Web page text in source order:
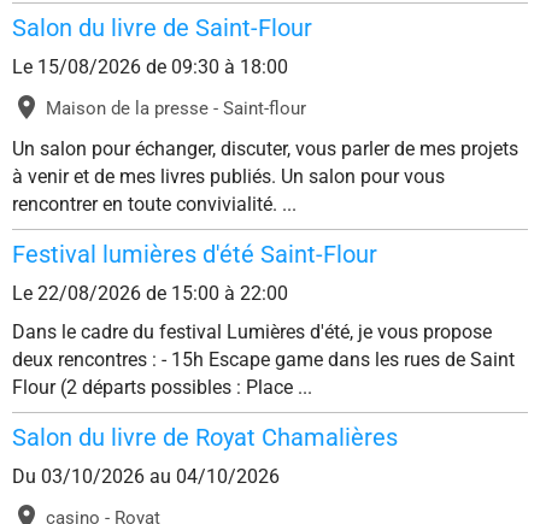
Salon du livre de Saint-Flour
Le 15/08/2026 de 09:30 à 18:00
Maison de la presse - Saint-flour
Un salon pour échanger, discuter, vous parler de mes projets
à venir et de mes livres publiés. Un salon pour vous
rencontrer en toute convivialité. ...
Festival lumières d'été Saint-Flour
Le 22/08/2026 de 15:00 à 22:00
Dans le cadre du festival Lumières d'été, je vous propose
deux rencontres : - 15h Escape game dans les rues de Saint
Flour (2 départs possibles : Place ...
Salon du livre de Royat Chamalières
Du 03/10/2026 au 04/10/2026
casino - Royat